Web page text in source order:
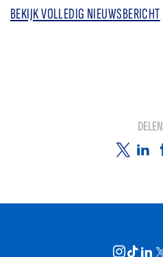
BEKIJK VOLLEDIG NIEUWSBERICHT
DELEN